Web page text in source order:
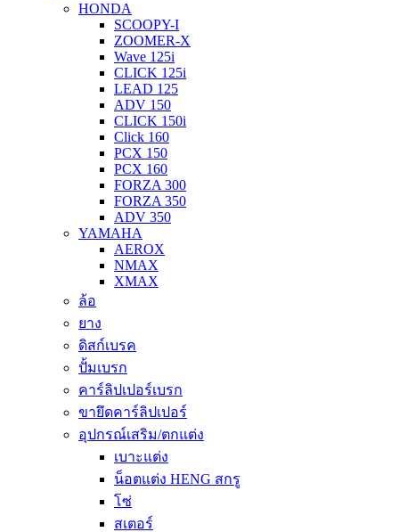
HONDA
SCOOPY-I
ZOOMER-X
Wave 125i
CLICK 125i
LEAD 125
ADV 150
CLICK 150i
Click 160
PCX 150
PCX 160
FORZA 300
FORZA 350
ADV 350
YAMAHA
AEROX
NMAX
XMAX
ล้อ
ยาง
ดิสก์เบรค
ปั้มเบรก
คาร์ลิปเปอร์เบรก
ขายึดคาร์ลิปเปอร์
อุปกรณ์เสริม/ตกแต่ง
เบาะแต่ง
น็อตแต่ง HENG สกรู
โซ่
สเตอร์